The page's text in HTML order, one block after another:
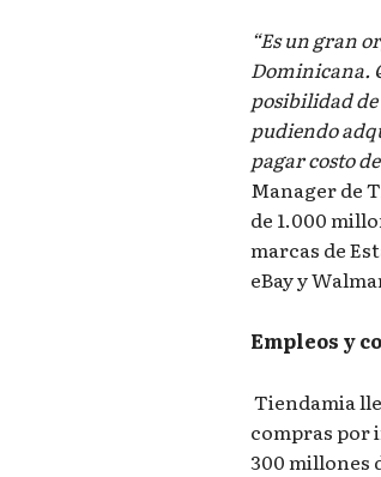
“Es un gran
Dominicana.
posibilidad
pudiendo
pagar costo
Manager de
de 1.000
marcas de
eBay y
Empleos y
Tiendamia
compras por
300 millones